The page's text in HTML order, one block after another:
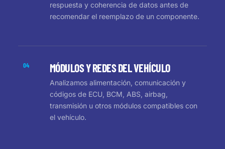
respuesta y coherencia de datos antes de
recomendar el reemplazo de un componente.
04 MÓDULOS Y REDES DEL VEHÍCULO
Analizamos alimentación, comunicación y
códigos de ECU, BCM, ABS, airbag,
transmisión u otros módulos compatibles con
el vehículo.